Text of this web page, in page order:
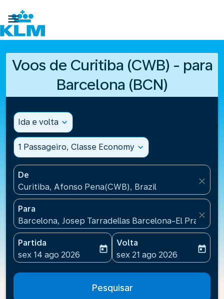

Voos de Curitiba (CWB) - para
Barcelona (BCN)
Ida e volta expand_more
1 Passageiro, Classe Economy expand_more
De
Curitiba, Afonso Pena(CWB), Brazil
close
Para
Barcelona, Josep Tarradellas Barcelona-El Prat
close
Partida
fc-booking-departure-date-aria-label
sex 14 ago 2026
today
Volta
fc-booking-return-date-
sex 21 ago 2026
today
Pesquisar